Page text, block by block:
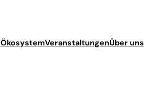
ÖkosystemVeranstaltungenÜber uns